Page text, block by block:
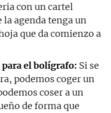
con un cartel
la agenda tenga un
que da comienzo a
el bolígrafo: Si se
podemos coger un
coser a un
de forma que